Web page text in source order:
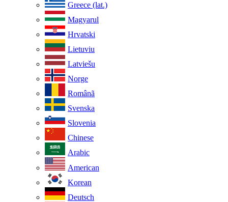
Greece (lat.)
Magyarul
Hrvatski
Lietuviu
Latviešu
Norge
Românã
Svenska
Slovenia
Chinese
Arabic
American
Korean
Deutsch